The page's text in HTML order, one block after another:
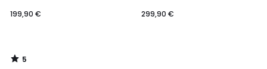
199,90 €
5
/
299,90 €